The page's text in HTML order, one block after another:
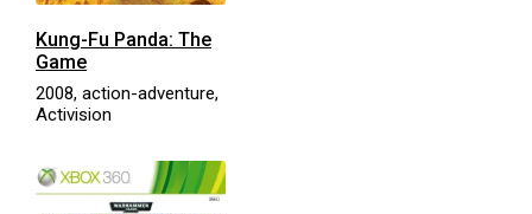
Kung-Fu Panda: The
Game
2008, action-adventure,
Activision